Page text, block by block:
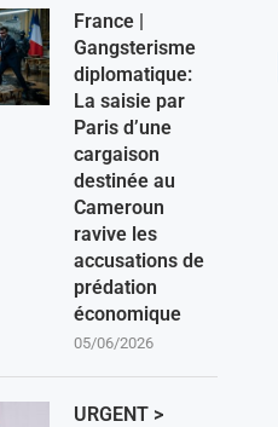
France |
Gangsterisme
diplomatique:
La saisie par
Paris d’une
cargaison
destinée au
Cameroun
ravive les
accusations de
prédation
économique
05/06/2026
URGENT >